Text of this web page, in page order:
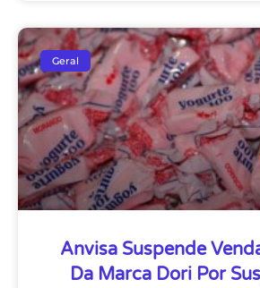
Geral
Anvisa Suspende
Da Marca Dori Por